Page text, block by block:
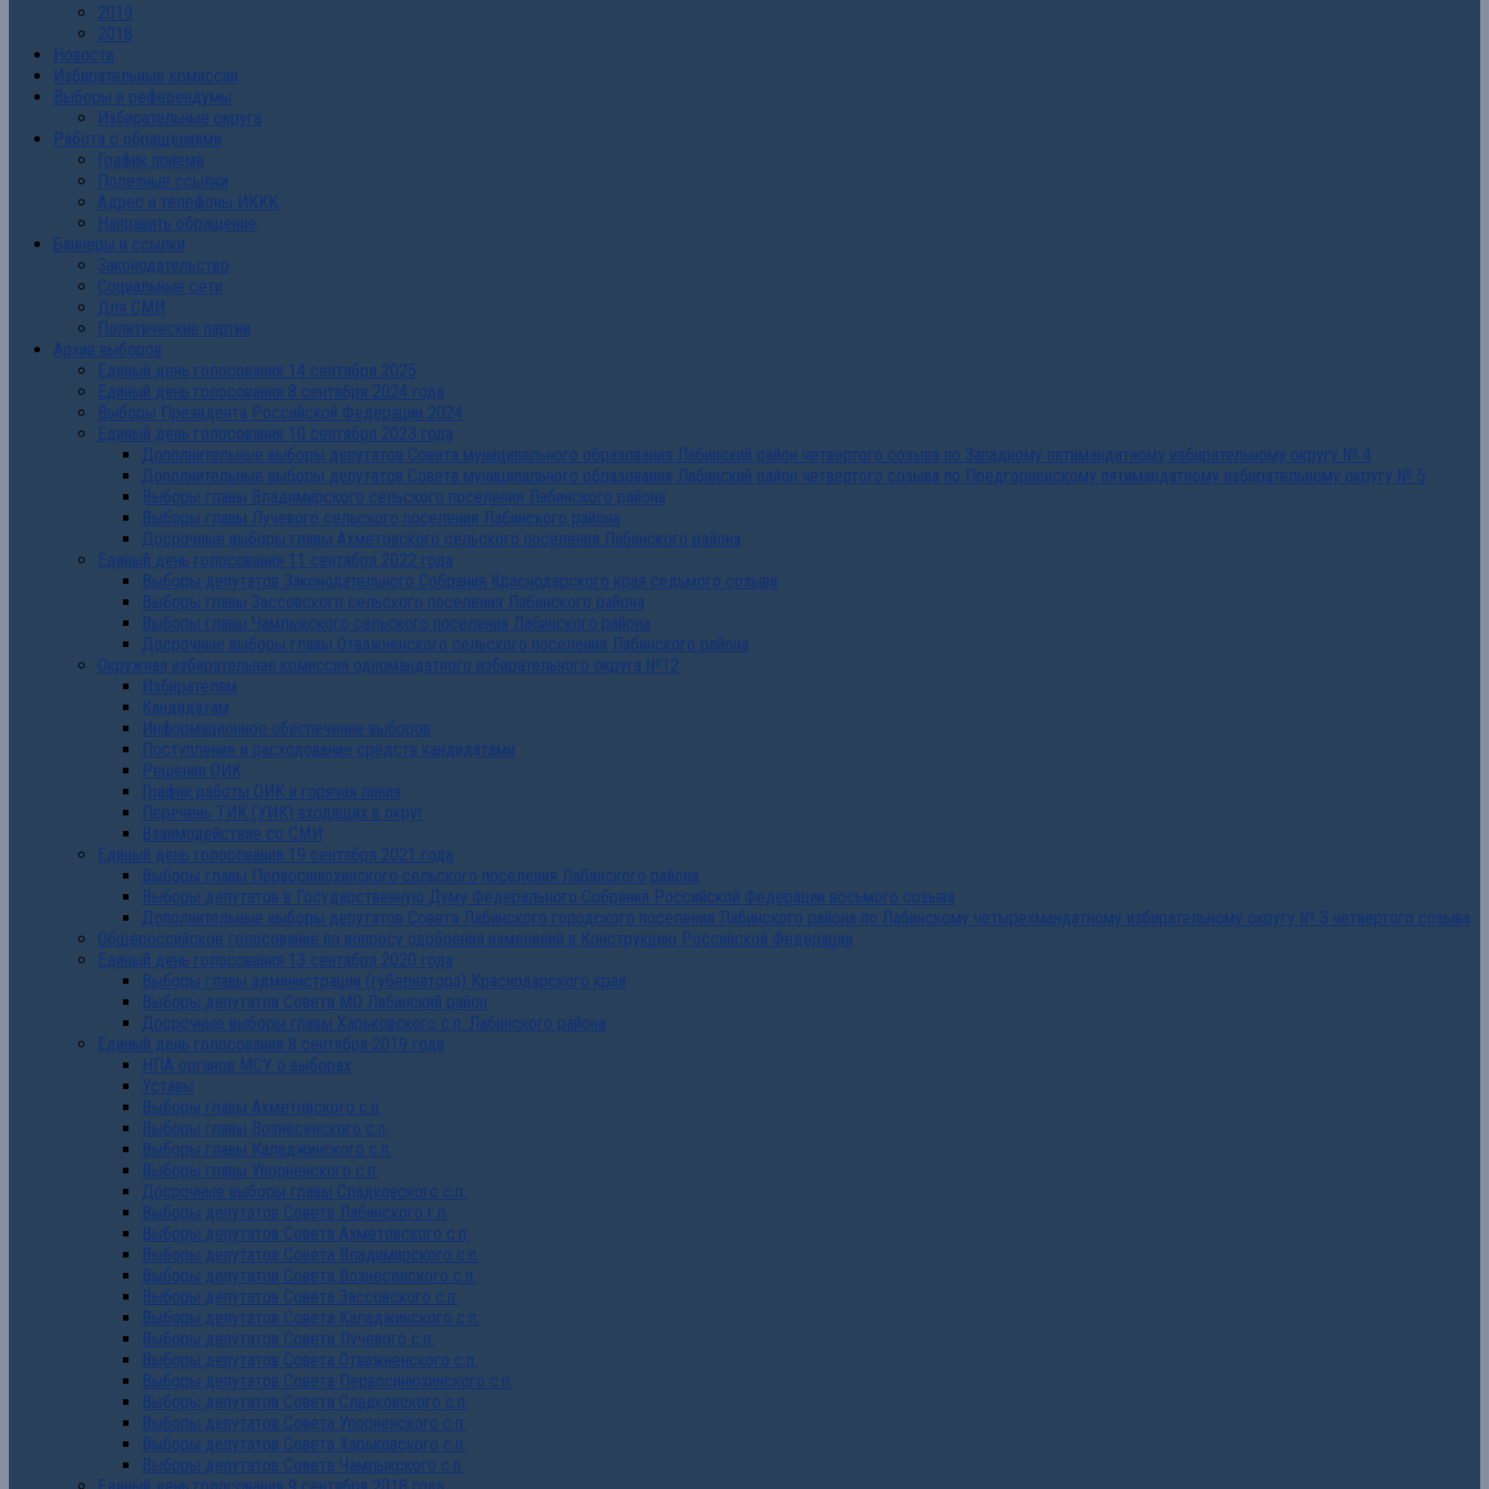
2019
2018
Новости
Избирательные комиссии
Выборы и референдумы
Избирательные округа
Работа с обращениями
График приема
Полезные ссылки
Адрес и телефоны ИККК
Направить обращение
Баннеры и ссылки
Законодательство
Социальные сети
Для СМИ
Политические партии
Архив выборов
Единый день голосования 14 сентября 2025
Единый день голосования 8 сентября 2024 года
Выборы Президента Российской Федерации 2024
Единый день голосования 10 сентября 2023 года
Дополнительные выборы депутатов Совета муниципального образования Лабинский район четвертого созыва по Западному пятимандатному избирательному округу № 4
Дополнительные выборы депутатов Совета муниципального образования Лабинский район четвертого созыва по Предгорненскому пятимандатному избирательному округу № 5
Выборы главы Владимирского сельского поселения Лабинского района
Выборы главы Лучевого сельского поселения Лабинского района
Досрочные выборы главы Ахметовского сельского поселения Лабинского района
Единый день голосования 11 сентября 2022 года
Выборы депутатов Законодательного Собрания Краснодарского края седьмого созыва
Выборы главы Зассовского сельского поселения Лабинского района
Выборы главы Чамлыкского сельского поселения Лабинского района
Досрочные выборы главы Отважненского сельского поселения Лабинского района
Окружная избирательная комиссия одномандатного избирательного округа №12
Избирателям
Кандидатам
Информационное обеспечение выборов
Поступление и расходование средств кандидатами
Решения ОИК
График работы ОИК и горячая линия
Перечень ТИК (УИК) входящих в округ
Взаимодействие со СМИ
Единый день голосования 19 сентября 2021 года
Выборы главы Первосинюхинского сельского поселения Лабинского района
Выборы депутатов в Государственную Думу Федерального Собрания Российской Федерации восьмого созыва
Дополнительные выборы депутатов Совета Лабинского городского поселения Лабинского района по Лабинскому четырехмандатному избирательному округу № 3 четвертого созыва
Общероссийское голосование по вопросу одобрения изменений в Конструкцию Российской Федерации
Единый день голосования 13 сентября 2020 года
Выборы главы администрации (губернатора) Краснодарского края
Выборы депутатов Совета МО Лабинский район
Досрочные выборы главы Харьковского с.п. Лабинского района
Единый день голосования 8 сентября 2019 года
НПА органов МСУ о выборах
Уставы
Выборы главы Ахметовского с.п.
Выборы главы Вознесенского с.п.
Выборы главы Каладжинского с.п.
Выборы главы Упорненского с.п.
Досрочные выборы главы Сладковского с.п.
Выборы депутатов Совета Лабинского г.п.
Выборы депутатов Совета Ахметовского с.п.
Выборы депутатов Совета Владимирского с.п.
Выборы депутатов Совета Вознесенского с.п.
Выборы депутатов Совета Зассовского с.п.
Выборы депутатов Совета Каладжинского с.п.
Выборы депутатов Совета Лучевого с.п.
Выборы депутатов Совета Отважненского с.п.
Выборы депутатов Совета Первосинюхинского с.п.
Выборы депутатов Совета Сладковского с.п.
Выборы депутатов Совета Упорненского с.п.
Выборы депутатов Совета Харьковского с.п.
Выборы депутатов Совета Чамлыкского с.п.